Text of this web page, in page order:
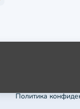
Политика